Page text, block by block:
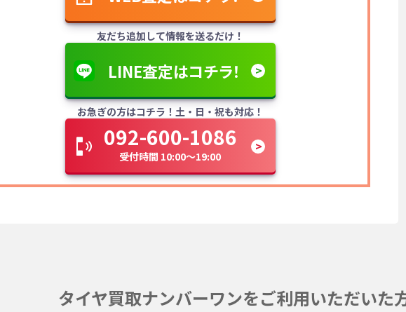
友だち追加して情報を送るだけ！
LINE査定はコチラ！
お急ぎの方はコチラ！土・日・祝も対応！
092-600-1086
受付時間 10:00～19:00
タイヤ買取ナンバーワンをご利用いただいた